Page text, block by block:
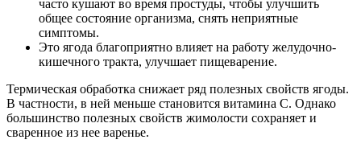
часто кушают во время простуды, чтобы улучшить
общее состояние организма, снять неприятные
симптомы.
Это ягода благоприятно влияет на работу желудочно-
кишечного тракта, улучшает пищеварение.
Термическая обработка снижает ряд полезных свойств ягоды.
В частности, в ней меньше становится витамина С. Однако
большинство полезных свойств жимолости сохраняет и
сваренное из нее варенье.